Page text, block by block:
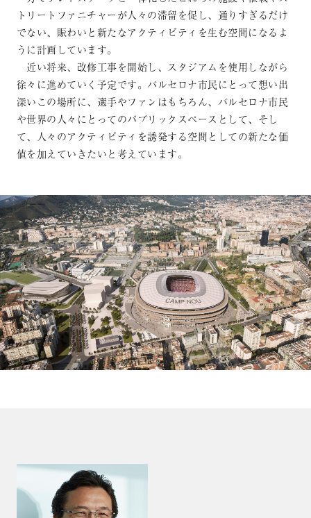
トリートファニチャーが人々の滞留を促し、通りすぎるだけ
でない、賑わいと新たなアクティビティを生む空間になるよ
うに計画しています。
近い将来、改修工事を開始し、スタジアムを使用しながら
徐々に進めていく予定です。バルセロナ市民にとって想い出
深いこの場所に、選手やファンはもちろん、バルセロナ市民
や世界の人々にとってのパブリックスペースとして、そし
て、人々のアクティビティを誘発する空間としての新たな価
値を加えていきたいと考えています。